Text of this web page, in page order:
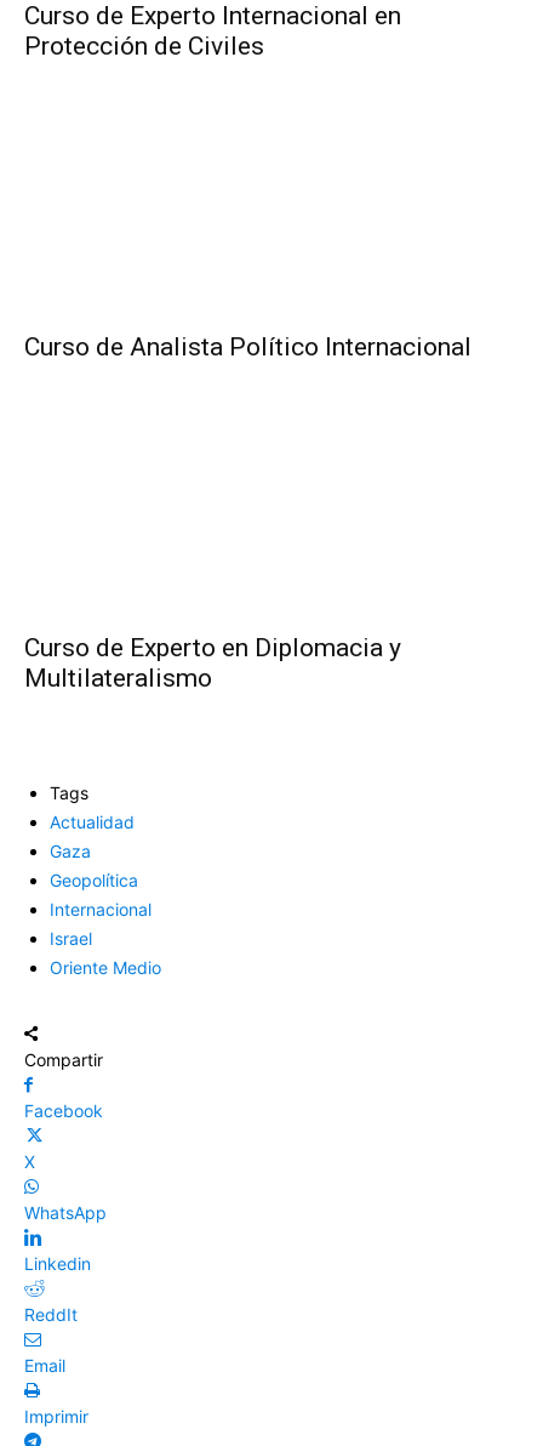
Curso de Experto Internacional en
Protección de Civiles
Curso de Analista Político Internacional
Curso de Experto en Diplomacia y
Multilateralismo
Tags
Actualidad
Gaza
Geopolítica
Internacional
Israel
Oriente Medio
Compartir
Facebook
X
WhatsApp
Linkedin
ReddIt
Email
Imprimir